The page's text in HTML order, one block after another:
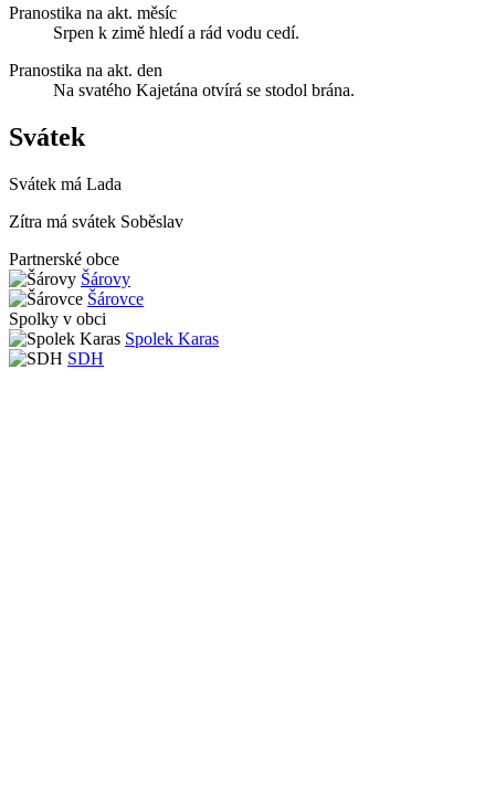
Pranostika na akt. měsíc
Srpen k zimě hledí a rád vodu cedí.
Pranostika na akt. den
Na svatého Kajetána otvírá se stodol brána.
Svátek
Svátek má Lada
Zítra má svátek Soběslav
Partnerské obce
Šárovy
Šárovce
Spolky v obci
Spolek Karas
SDH